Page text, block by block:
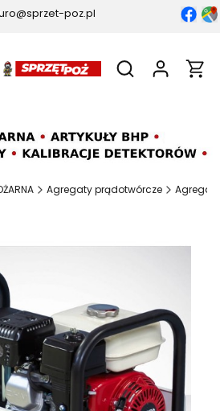
poz.pl
Otwórz
Agregaty prądotwórcze